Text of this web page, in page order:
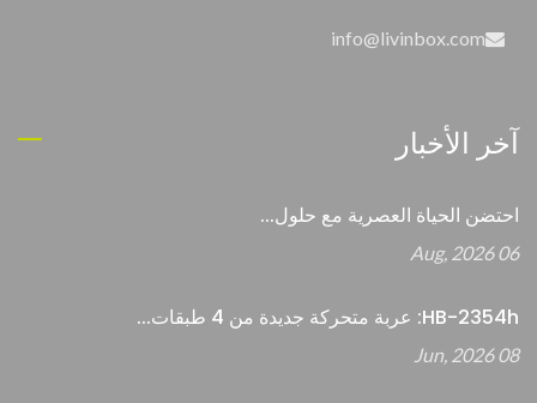
info@livinbox.com
آخر الأخبار
احتضن الحياة العصرية مع حلول...
06 Aug, 2026
HB-2354h: عربة متحركة جديدة من 4 طبقات...
08 Jun, 2026